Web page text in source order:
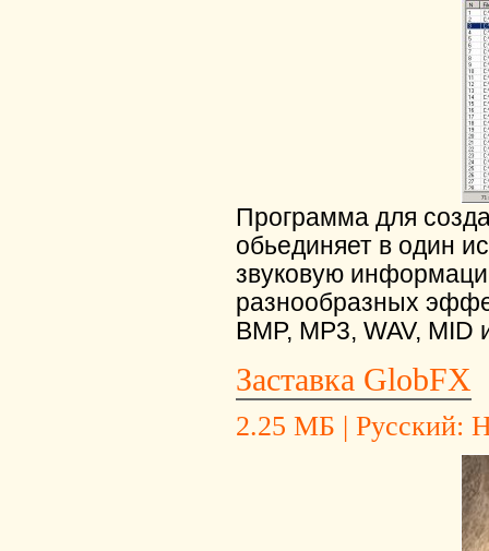
Программа для
обьединяет в один
звуковую
разнообразных
BMP, MP3, WAV, MID
Заставка GlobFX
2.25 МБ | Русский: